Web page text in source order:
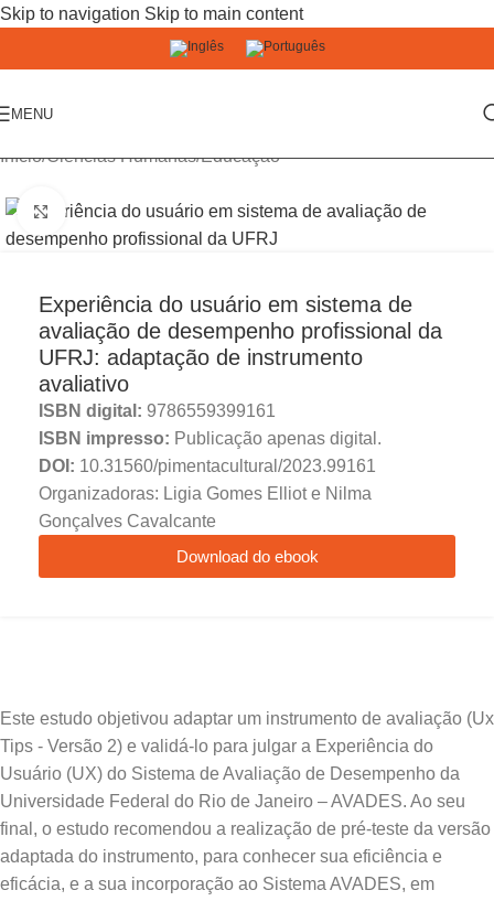
Skip to navigation Skip to main content
MENU
Início/Ciências Humanas/Educação
Click to enlarge
Experiência do usuário em sistema de
avaliação de desempenho profissional da
UFRJ: adaptação de instrumento
avaliativo
ISBN digital: 9786559399161
ISBN impresso: Publicação apenas digital.
DOI: 10.31560/pimentacultural/2023.99161
Organizadoras: Ligia Gomes Elliot e Nilma
Gonçalves Cavalcante
Download do ebook
Este estudo objetivou adaptar um instrumento de avaliação (Ux
Tips - Versão 2) e validá-lo para julgar a Experiência do
Usuário (UX) do Sistema de Avaliação de Desempenho da
Universidade Federal do Rio de Janeiro – AVADES. Ao seu
final, o estudo recomendou a realização de pré-teste da versão
adaptada do instrumento, para conhecer sua eficiência e
eficácia, e a sua incorporação ao Sistema AVADES, em